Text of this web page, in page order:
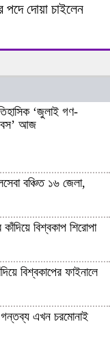
পদে দোয়া চাইলেন
‌‘জুলাই গণ-
আজ
বঞ্চিত ১৬ জেলা,
বিশ্বকাপ শিরোপা
বিশ্বকাপের ফাইনালে
গন্তব্য এখন চরমোনাই